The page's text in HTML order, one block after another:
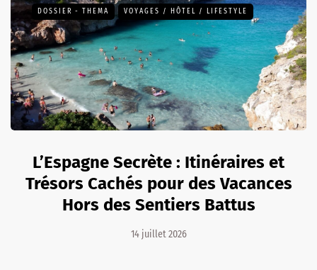
DOSSIER - THEMA VOYAGES / HÔTEL / LIFESTYLE
L’Espagne Secrète : Itinéraires et
Trésors Cachés pour des Vacances
Hors des Sentiers Battus
14 juillet 2026